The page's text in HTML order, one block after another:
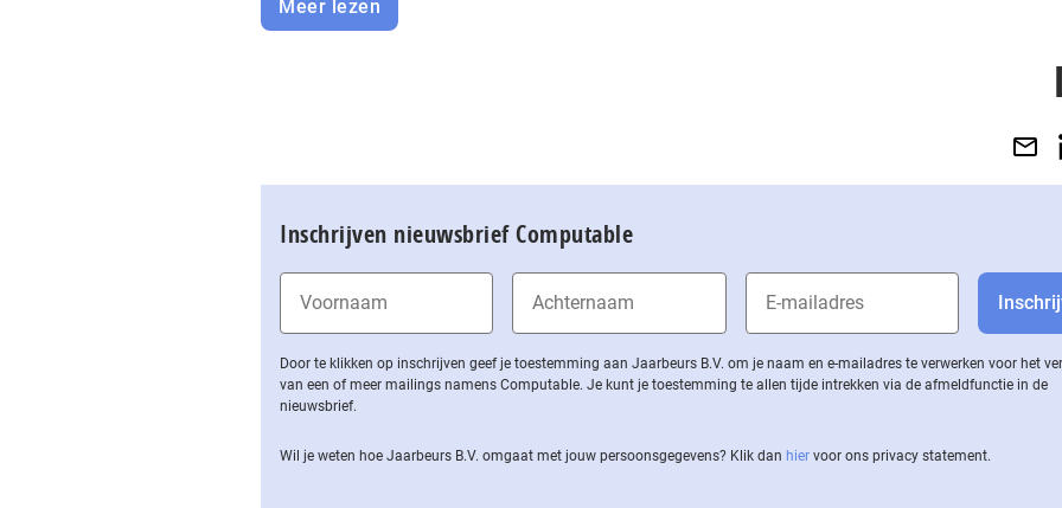
Meer lezen
Inschrijven nieuwsbrief Computable
Door te klikken op inschrijven geef je toestemming aan Jaarbeurs B.V. om je naam en e-mailadres te verwerken voor het
van een of meer mailings namens Computable. Je kunt je toestemming te allen tijde intrekken via de af­meld­func­tie in de
nieuwsbrief.
Wil je weten hoe Jaarbeurs B.V. omgaat met jouw per­soons­ge­ge­vens? Klik dan hier voor ons privacy statement.